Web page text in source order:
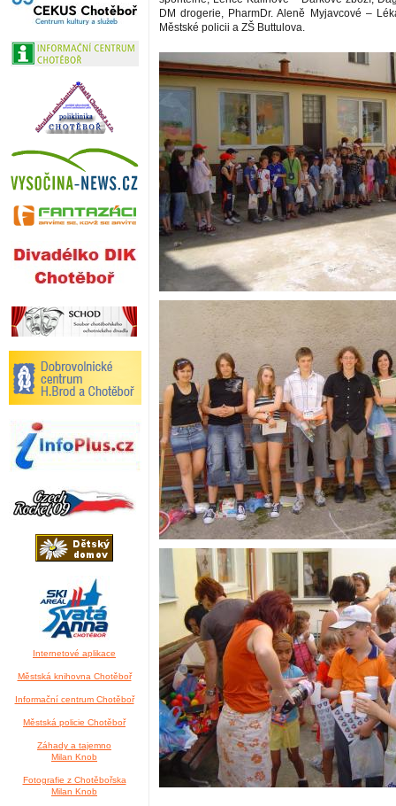
Internetové aplikace
Městská knihovna Chotěboř
Informační centrum Chotěboř
Městská policie Chotěboř
Záhady a tajemno
Milan Knob
Fotografie z Chotěbořska
Milan Knob
DM drogerie, PharmDr. Aleně Myjavcové –
Městské policii a ZŠ Buttulova.